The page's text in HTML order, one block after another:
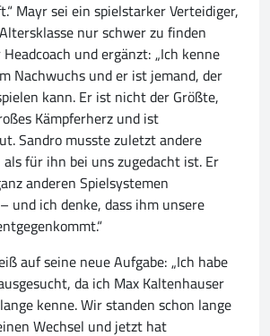
Mayr sei ein spielstarker Verteidiger,
nur schwer zu finden
und ergänzt: „Ich kenne
Nachwuchs und er ist jemand, der
kann. Er ist nicht der Größte,
Kämpferherz und ist
Sandro musste zuletzt andere
für ihn bei uns zugedacht ist. Er
anderen Spielsystemen
und ich denke, dass ihm unsere
auf seine neue Aufgabe: „Ich habe
da ich Max Kaltenhauser
kenne. Wir standen schon lange
Wechsel und jetzt hat